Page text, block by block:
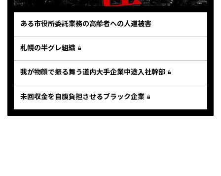
ある市役所委託業務の高齢者への人道被害
札幌の半グレ組織
我が物顔で振る舞う道内大手企業中途入社幹部
未回収金を自腹負担させるブラック企業